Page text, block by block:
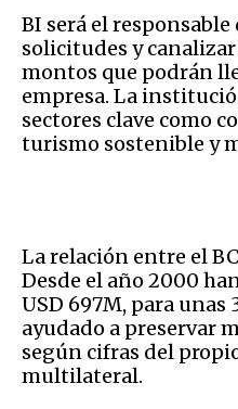
BI será el responsable
solicitudes y
montos que podrán
empresa. La
sectores clave como
turismo sostenible y
La relación entre el
Desde el año 2000
USD 697M, para unas
ayudado a preservar
según cifras del
multilateral.